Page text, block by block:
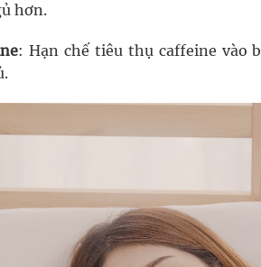
hơn.
: Hạn chế tiêu thụ caffeine vào